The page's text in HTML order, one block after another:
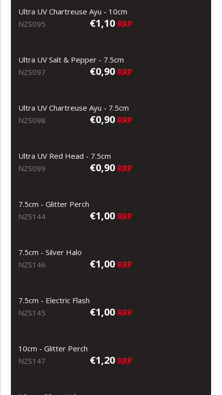
Ultra UV Chartreuse Ayu - 10cm
NZS095
€1,10 RRP
Ultra UV Salt & Pepper - 7.5cm
NZS097
€0,90 RRP
Ultra UV Chartreuse Ayu - 7.5cm
NZS098
€0,90 RRP
Ultra UV Red Head - 7.5cm
NZS099
€0,90 RRP
7.5cm - Glitter Perch
NZS144
€1,00 RRP
7.5cm - Silver Halo
NZS146
€1,00 RRP
7.5cm - Electric Flash
NZS145
€1,00 RRP
10cm - Glitter Perch
NZS147
€1,20 RRP